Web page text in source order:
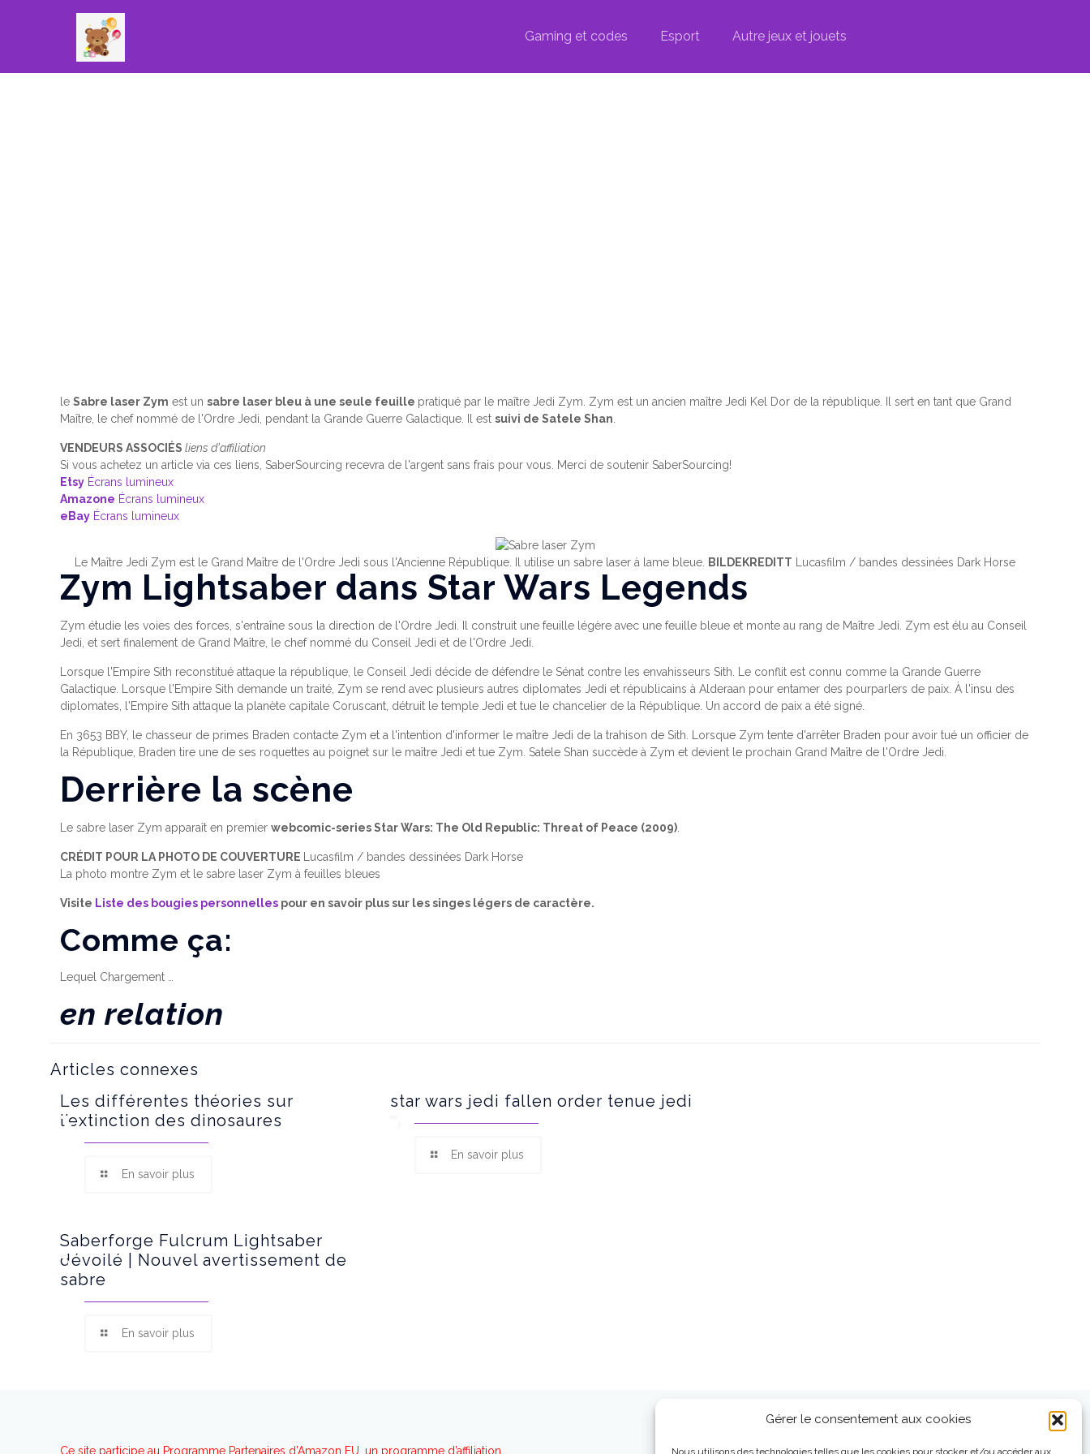
Gérer le consentement aux cookies
Nous utilisons des technologies telles que les cookies pour stocker et/ou accéder aux
Gaming et codes Esport Autre jeux et jouets
leSabre laser Zym est unsabre laser bleu à une seule feuille pratiqué par le maître Jedi Zym. Zym est un ancien maître Jedi Kel Dor de la république. Il sert en tant que Grand
Maître, le chef nommé de l'Ordre Jedi, pendant la Grande Guerre Galactique. Il estsuivi de Satele Shan
VENDEURS ASSOCIÉSliens d'affiliation
Si vous achetez un article via ces liens, SaberSourcing recevra de l'argent sans frais pour vous. Merci de soutenir SaberSourcing!
Etsy Écrans lumineux
Amazone Écrans lumineux
eBay Écrans lumineux
Le Maître Jedi Zym est le Grand Maître de l'Ordre Jedi sous l'Ancienne République. Il utilise un sabre laser à lame bleue. BILDEKREDITT Lucasfilm / bandes dessinées Dark Horse
Zym Lightsaber dans Star Wars Legends
Zym étudie les voies des forces, s'entraîne sous la direction de l'Ordre Jedi. Il construit une feuille légère avec une feuille bleue et monte au rang de Maître Jedi. Zym est élu au Conseil
Jedi, et sert finalement de Grand Maître, le chef nommé du Conseil Jedi et de l'Ordre Jedi.
Lorsque l'Empire Sith reconstitué attaque la république, le Conseil Jedi décide de défendre le Sénat contre les envahisseurs Sith. Le conflit est connu comme la Grande Guerre
Galactique. Lorsque l'Empire Sith demande un traité, Zym se rend avec plusieurs autres diplomates Jedi et républicains à Alderaan pour entamer des pourparlers de paix. À l'insu des
diplomates, l'Empire Sith attaque la planète capitale Coruscant, détruit le temple Jedi et tue le chancelier de la République. Un accord de paix a été signé.
En 3653 BBY, le chasseur de primes Braden contacte Zym et a l'intention d'informer le maître Jedi de la trahison de Sith. Lorsque Zym tente d'arrêter Braden pour avoir tué un officier de
la République, Braden tire une de ses roquettes au poignet sur le maître Jedi et tue Zym. Satele Shan succède à Zym et devient le prochain Grand Maître de l'Ordre Jedi.
Derrière la scène
Le sabre laser Zym apparaît en premierwebcomic-series Star Wars: The Old Republic: Threat of Peace (2009)
CRÉDIT POUR LA PHOTO DE COUVERTURE
Lucasfilm / bandes dessinées Dark Horse
La photo montre Zym et le sabre laser Zym à feuilles bleues
Visite Liste des bougies personnelles pour en savoir plus sur les singes légers de caractère.
Comme ça:
Lequel Chargement …
en relation
Articles connexes
Les différentes théories sur
l’extinction des dinosaures
En savoir plus
star wars jedi fallen order tenue jedi
En savoir plus
Saberforge Fulcrum Lightsaber
dévoilé | Nouvel avertissement de
sabre
En savoir plus
Ce site participe au Programme Partenaires d’Amazon EU, un programme d’affiliation